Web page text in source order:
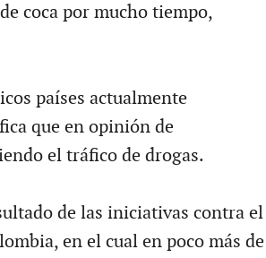
coca por mucho tiempo,
países actualmente
que en opinión de
el tráfico de drogas.
de las iniciativas contra el
en el cual en poco más de